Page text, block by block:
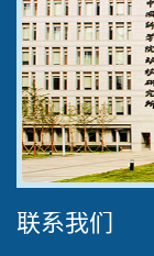
联系我们